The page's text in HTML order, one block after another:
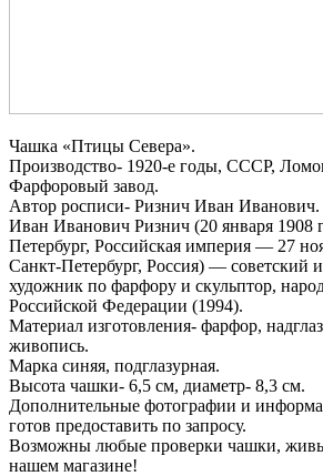
Чашка «Птицы Севера».
Производство- 1920-е годы, СССР,
Фарфоровый завод.
Автор росписи- Ризнич Иван Иванович.
Иван Иванович Ризнич (20 января 1908
Петербург, Российская империя — 27
Санкт-Петербург, Россия) — советский
художник по фарфору и скульптор,
Российской Федерации (1994).
Материал изготовления- фарфор,
живопись.
Марка синяя, подглазурная.
Высота чашки- 6,5 см, диаметр- 8,3 см.
Дополнительные фотографии и
готов предоставить по запросу.
Возможны любые проверки чашки,
нашем магазине!